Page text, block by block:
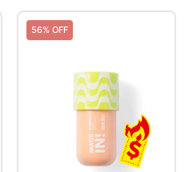
56% OFF